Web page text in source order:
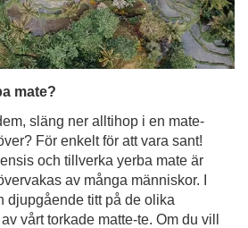
mate?
släng ner alltihop i en mate-
För enkelt för att vara sant!
och tillverka yerba mate är
av många människor. I
djupgående titt på de olika
vårt torkade matte-te. Om du vill